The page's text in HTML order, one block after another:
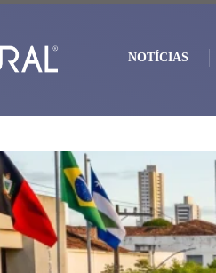
NOTÍCIAS